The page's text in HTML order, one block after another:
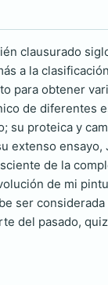
clausurado
a la
para obtener
de diferentes
su proteica y
extenso ensayo,
de la
de mi
ser
del pasado,